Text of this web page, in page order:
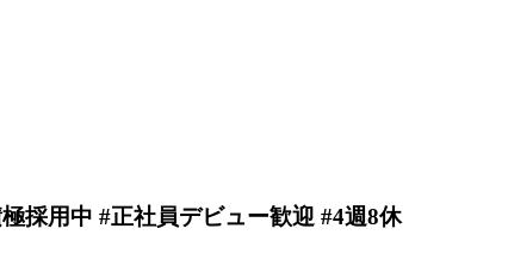
採用中 #正社員デビュー歓迎 #4週8休